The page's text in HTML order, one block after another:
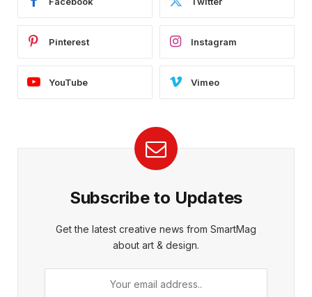
Pinterest Instagram
YouTube Vimeo
Subscribe to Updates
Get the latest creative news from SmartMag
about art & design.